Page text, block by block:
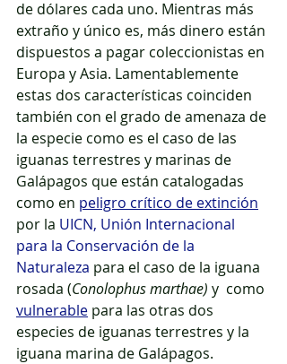
de dólares cada uno. Mientras más
extraño y único es, más dinero están
dispuestos a pagar coleccionistas en
Europa y Asia. Lamentablemente
estas dos características coinciden
también con el grado de amenaza de
la especie como es el caso de las
iguanas terrestres y marinas de
Galápagos que están catalogadas
como en peligro crítico de extinción
por la UICN, Unión Internacional
para la Conservación de la
Naturaleza para el caso de la iguana
rosada (Conolophus marthae) y  como
vulnerable para las otras dos
especies de iguanas terrestres y la
iguana marina de Galápagos.